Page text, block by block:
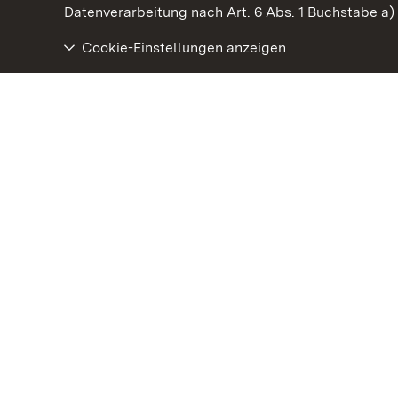
Datenverarbeitung nach Art. 6 Abs. 1 Buchstabe a)
Cookie-Einstellungen anzeigen